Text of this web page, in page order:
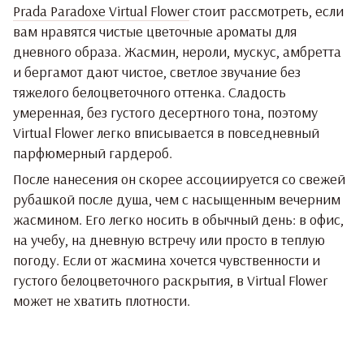
Prada Paradoxe Virtual Flowerстоит рассмотреть, если
вам нравятся чистые цветочные ароматы для
дневного образа. Жасмин, нероли, мускус, амбретта
и бергамот дают чистое, светлое звучание без
тяжелого белоцветочного оттенка. Сладость
умеренная, без густого десертного тона, поэтому
Virtual Flower легко вписывается в повседневный
парфюмерный гардероб.
После нанесения он скорее ассоциируется со свежей
рубашкой после душа, чем с насыщенным вечерним
жасмином. Его легко носить в обычный день: в офис,
на учебу, на дневную встречу или просто в теплую
погоду. Если от жасмина хочется чувственности и
густого белоцветочного раскрытия, в Virtual Flower
может не хватить плотности.